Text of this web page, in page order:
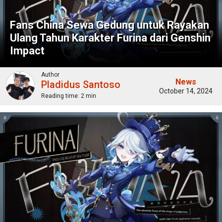
Fans China Sewa Gedung untuk Rayakan
Ulang Tahun Karakter Furina dari Genshin
Impact
Author
Pladidus Santoso
Reading time: 2 min
News
October 14, 2024